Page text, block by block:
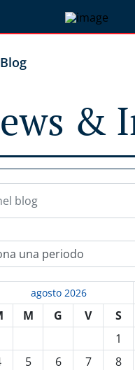
Blog
&
una periodo
agosto 2026
M G V S
1
5 6 7 8